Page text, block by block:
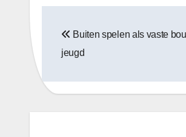
navigatie
Buiten spelen als vaste
jeugd